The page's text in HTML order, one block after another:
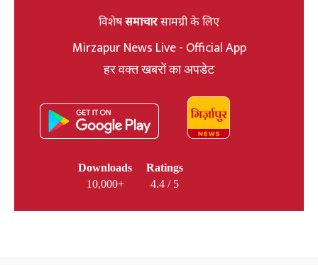
विशेषसमाचारसामग्री के लिए
Mirzapur News Live - Official App
हर वक्त खबरों का अपडेट
Downloads
10,000+
Ratings
4.4 / 5